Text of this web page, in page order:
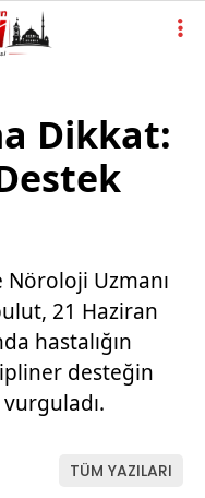
Dikkat:
Nöroloji Uzmanı
21 Haziran
hastalığın
desteğin
vurguladı.
TÜM YAZILARI